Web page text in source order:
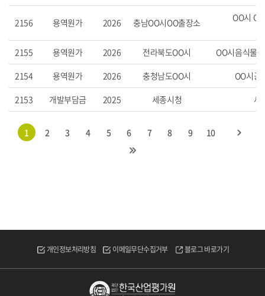
2156 용역원가 2026 충남OO시OO출장소 OO시
2155 용역원가 2026 전라북도OO시
OO시음식물
2154
용역원가 2026 충청남도OO시
OO시공
2153
개발부담금 2025 세종시청 세
1 2 3 4 5 6 7 8 9 10
개인정보처리방침 이메일무단수집거부 블로그 바로가기